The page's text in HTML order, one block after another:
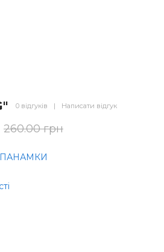
0 відгуків | Написати відгук
260.00 грн